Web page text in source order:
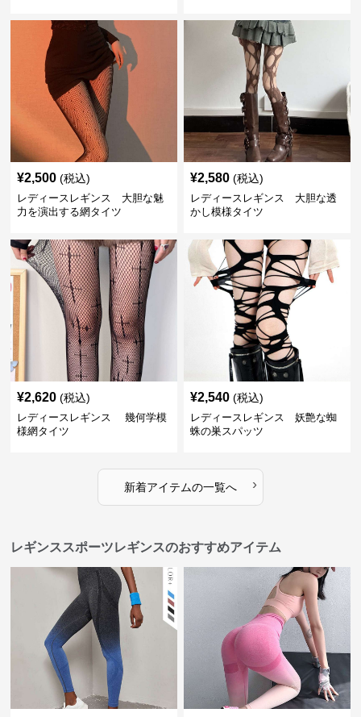
¥2,500 (税込)
レディースレギンス 大胆な魅
力を演出する網タイツ
¥2,580 (税込)
レディースレギンス 大胆な透
かし模様タイツ
¥2,620 (税込)
レディースレギンス 幾何学模
様網タイツ
¥2,540 (税込)
レディースレギンス 妖艶な蜘
蛛の巣スパッツ
新着アイテムの一覧へ ›
レギンススポーツレギンスのおすすめアイテム